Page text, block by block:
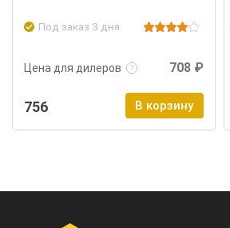
Под заказ 3 дня
Цена для дилеров
Подробнее Войти
708 ₽
756 В корзину